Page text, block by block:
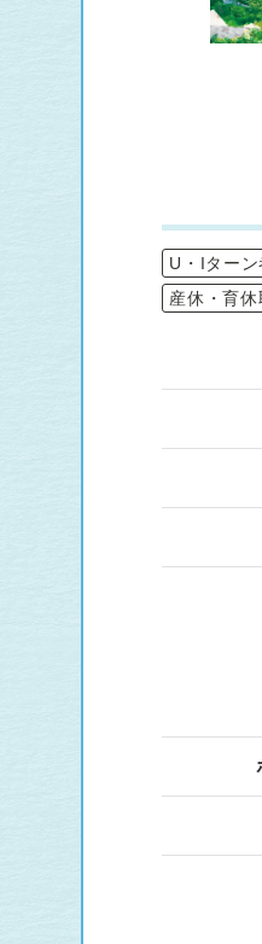
U・Iター
産休・育休